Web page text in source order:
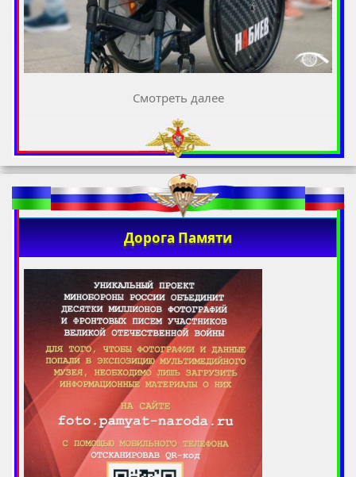
Смотреть далее
Дорога Памяти